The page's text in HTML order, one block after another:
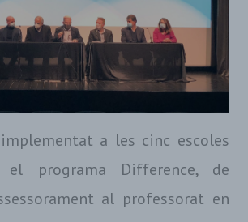
a les cinc escoles
programa Difference, de
al professorat en